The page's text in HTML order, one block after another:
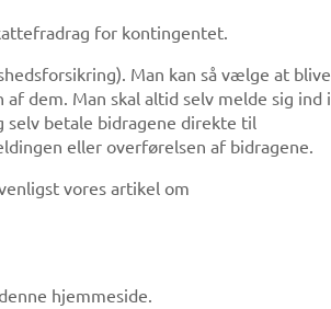
for kontingentet.
Man kan så vælge at blive
dem. Man skal altid selv melde sig ind i
selv betale bidragene direkte til
eller overførelsen af bidragene.
vores artikel om
hjemmeside.